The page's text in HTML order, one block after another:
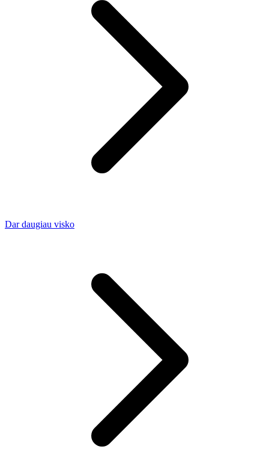
Dar daugiau visko